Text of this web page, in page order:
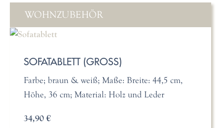
WOHNZUBEHÖR
SOFATABLETT (GROSS)
Farbe; braun & weiß; Maße: Breite: 44,5 cm,
Höhe, 36 cm; Material: Holz und Leder
34,90 €